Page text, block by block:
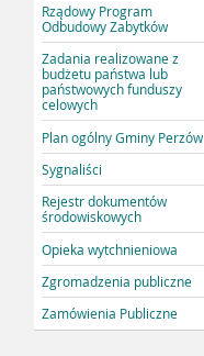
Rządowy Program
Odbudowy Zabytków
Zadania realizowane z
budżetu państwa lub
państwowych funduszy
celowych
Plan ogólny Gminy Perzów
Sygnaliści
Rejestr dokumentów
środowiskowych
Opieka wytchnieniowa
Zgromadzenia publiczne
Zamówienia Publiczne